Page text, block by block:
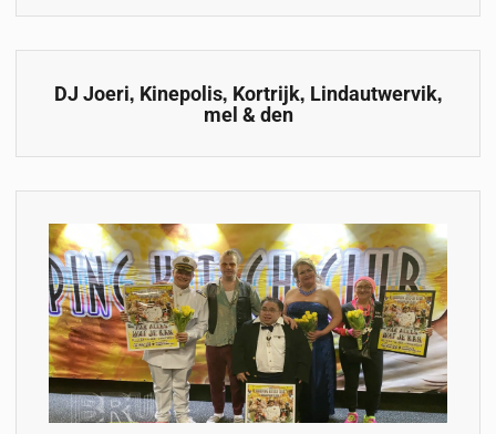
DJ Joeri, Kinepolis, Kortrijk, Lindautwervik,
mel & den